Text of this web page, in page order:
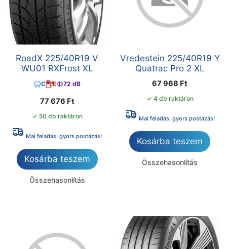
RoadX 225/40R19 V
WU01 RXFrost XL
C E 72 dB
77 676 Ft
✓ 50 db raktáron
Mai feladás, gyors postázás!
Kosárba teszem
Összehasonlítás
Vredestein 225/40R19 Y
Quatrac Pro 2 XL
67 968 Ft
✓ 4 db raktáron
Mai feladás, gyors postázás!
Kosárba teszem
Összehasonlítás